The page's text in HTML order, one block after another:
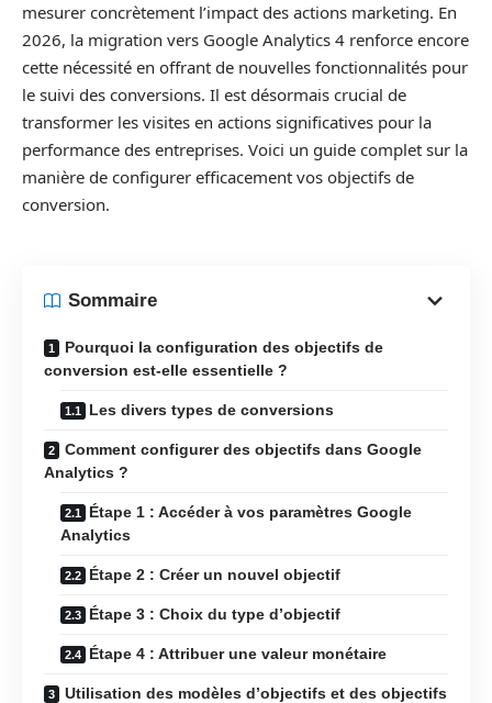
mesurer concrètement l’impact des actions marketing. En
2026, la migration vers Google Analytics 4 renforce encore
cette nécessité en offrant de nouvelles fonctionnalités pour
le suivi des conversions. Il est désormais crucial de
transformer les visites en actions significatives pour la
performance des entreprises. Voici un guide complet sur la
manière de configurer efficacement vos objectifs de
conversion.
Sommaire
Pourquoi la configuration des objectifs de
conversion est-elle essentielle ?
Les divers types de conversions
Comment configurer des objectifs dans Google
Analytics ?
Étape 1 : Accéder à vos paramètres Google
Analytics
Étape 2 : Créer un nouvel objectif
Étape 3 : Choix du type d’objectif
Étape 4 : Attribuer une valeur monétaire
Utilisation des modèles d’objectifs et des objectifs